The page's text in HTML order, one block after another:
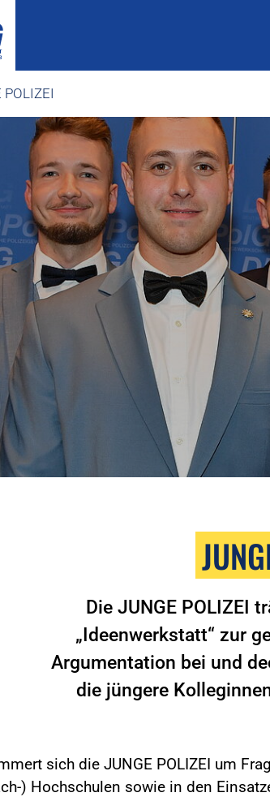
POLIZEI
Die JUNGE POLIZEI
„Ideenwerkstatt“ zur
Argumentation bei und
die jüngere
sich die JUNGE POLIZEI um
) Hochschulen sowie in den